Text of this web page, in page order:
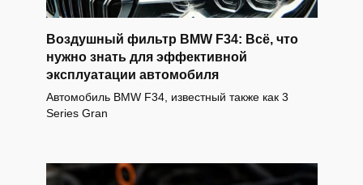
Воздушный фильтр BMW F34: Всё, что
нужно знать для эффективной
эксплуатации автомобиля
Автомобиль BMW F34, известный также как 3
Series Gran